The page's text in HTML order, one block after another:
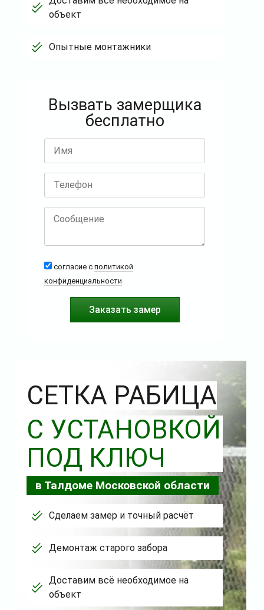
объект
Опытные монтажники
Вызвать замерщика
бесплатно
согласие с политикой
конфиденциальности
СЕТКА РАБИЦА
С УСТАНОВКОЙ
ПОД КЛЮЧ
в Талдоме Московской области
Сделаем замер и точный расчёт
Демонтаж старого забора
Доставим всё необходимое на
объект